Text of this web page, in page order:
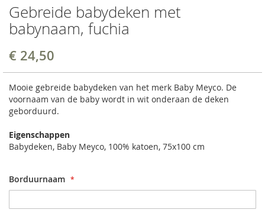
Gebreide babydeken met
babynaam, fuchia
€ 24,50
Mooie gebreide babydeken van het merk Baby Meyco. De
voornaam van de baby wordt in wit onderaan de deken
geborduurd.
Eigenschappen
Babydeken, Baby Meyco, 100% katoen, 75x100 cm
Borduurnaam